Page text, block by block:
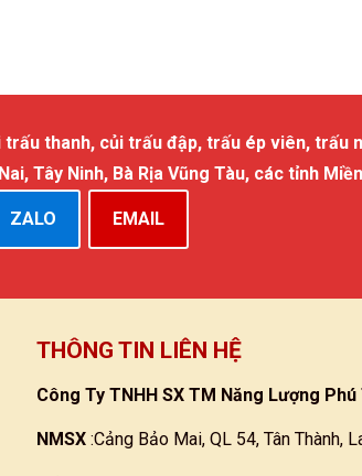
thanh, củi trấu đập, trấu ép viên, trấu
Tây Ninh, Bà Rịa Vũng Tàu, các tỉnh
ZALO EMAIL
THÔNG TIN LIÊN HỆ
Công Ty TNHH SX TM Năng Lượng Phú
NMSX :Cảng Bảo Mai, QL 54, Tân Thành,